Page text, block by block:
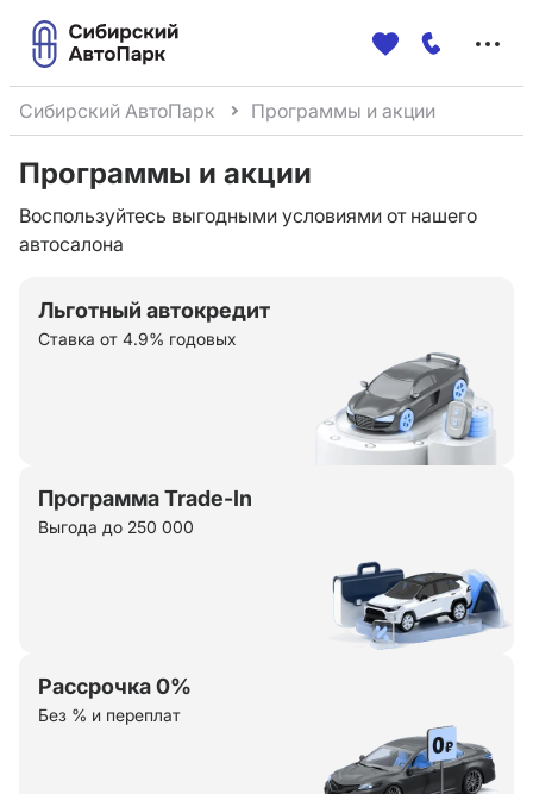
Сибирский АвтоПарк Программы и акции
Программы и акции
Воспользуйтесь выгодными условиями от нашего
автосалона
Льготный автокредит
Ставка от 4.9% годовых
Программа Trade-In
Выгода до 250 000
Рассрочка 0%
Без % и переплат